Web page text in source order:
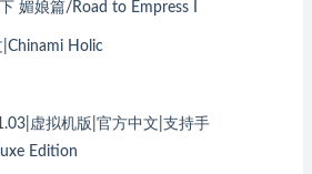
媚娘篇/Road to Empress I
Holic
虚拟机版|官方中文|支持手
Edition